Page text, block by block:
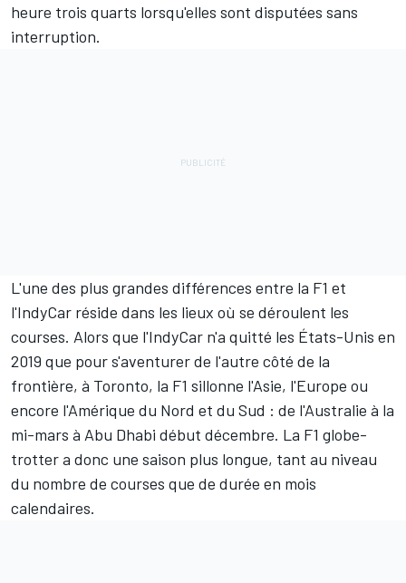
heure trois quarts lorsqu'elles sont disputées sans
interruption.
L'une des plus grandes différences entre la F1 et
l'IndyCar réside dans les lieux où se déroulent les
courses. Alors que l'IndyCar n'a quitté les États-Unis en
2019 que pour s'aventurer de l'autre côté de la
frontière, à Toronto, la F1 sillonne l'Asie, l'Europe ou
encore l'Amérique du Nord et du Sud : de l'Australie à la
mi-mars à Abu Dhabi début décembre. La F1 globe-
trotter a donc une saison plus longue, tant au niveau
du nombre de courses que de durée en mois
calendaires.